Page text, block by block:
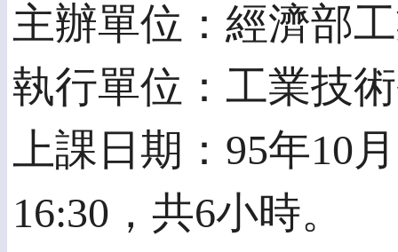
主辦單位：經濟部
執行單位：工業技
上課日期：95年10
16:30，共6小時。